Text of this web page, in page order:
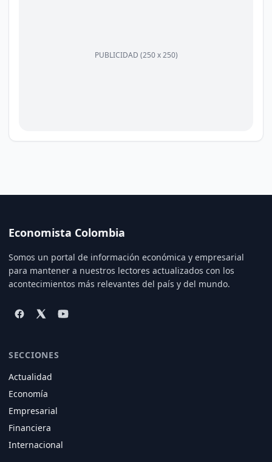
PUBLICIDAD (250 x 250)
Economista Colombia
Somos un portal de información económica y empresarial
para mantener a nuestros lectores actualizados con los
acontecimientos más relevantes del país y del mundo.
SECCIONES
Actualidad
Economía
Empresarial
Financiera
Internacional